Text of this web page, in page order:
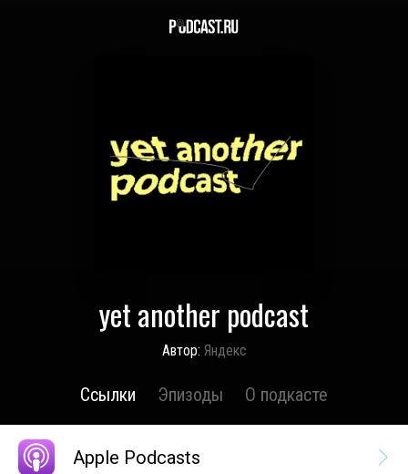
yet another podcast
Автор: Яндекс
Ссылки Эпизоды О подкасте
Apple Podcasts